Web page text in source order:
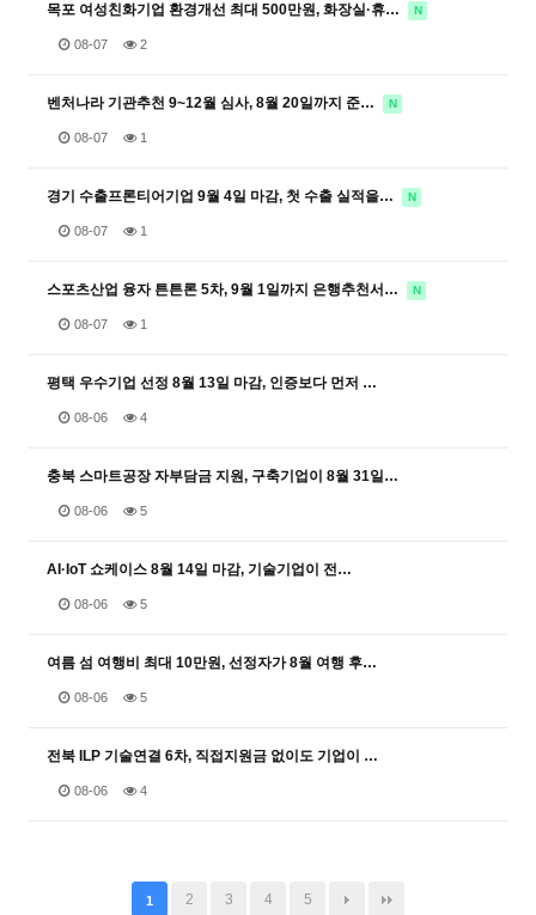
목포 여성친화기업 환경개선 최대 500만원, 화장실·휴… N
08-07 2
벤처나라 기관추천 9~12월 심사, 8월 20일까지 준… N
08-07 1
경기 수출프론티어기업 9월 4일 마감, 첫 수출 실적을… N
08-07 1
스포츠산업 융자 튼튼론 5차, 9월 1일까지 은행추천서… N
08-07 1
평택 우수기업 선정 8월 13일 마감, 인증보다 먼저 …
08-06 4
충북 스마트공장 자부담금 지원, 구축기업이 8월 31일…
08-06 5
AI·IoT 쇼케이스 8월 14일 마감, 기술기업이 전…
08-06 5
여름 섬 여행비 최대 10만원, 선정자가 8월 여행 후…
08-06 5
전북 ILP 기술연결 6차, 직접지원금 없이도 기업이 …
08-06 4
1 2 3 4 5